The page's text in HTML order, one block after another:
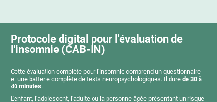
Protocole digital pour l'évaluation de
l'insomnie (CAB-IN)
Cette évaluation complète pour l'insomnie comprend un questionnaire
et une batterie complète de tests neuropsychologiques. Il durede 30 à
40 minutes.
L'enfant, l'adolescent, l'adulte ou la personne âgée présentant un risque